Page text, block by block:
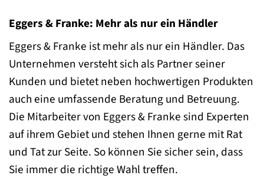
Eggers & Franke: Mehr als nur ein Händler
Eggers & Franke ist mehr als nur ein Händler. Das
Unternehmen versteht sich als Partner seiner
Kunden und bietet neben hochwertigen Produkten
auch eine umfassende Beratung und Betreuung.
Die Mitarbeiter von Eggers & Franke sind Experten
auf ihrem Gebiet und stehen Ihnen gerne mit Rat
und Tat zur Seite. So können Sie sicher sein, dass
Sie immer die richtige Wahl treffen.